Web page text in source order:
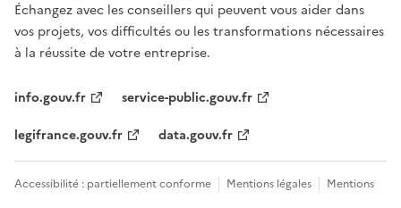
Échangez avec les conseillers qui peuvent vous aider dans
vos projets, vos difficultés ou les transformations nécessaires
à la réussite de votre entreprise.
info.gouv.fr
service-public.gouv.fr
legifrance.gouv.fr
data.gouv.fr
Accessibilité : partiellement conforme Mentions légales Mentions